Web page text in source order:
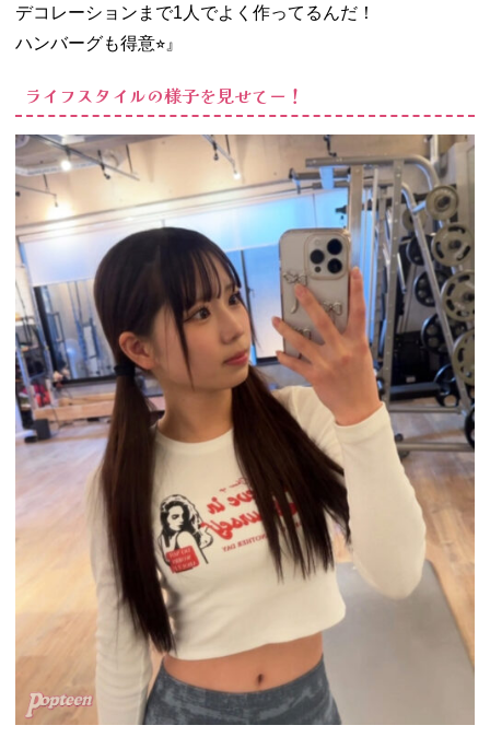
デコレーションまで1人でよく作ってるんだ！
ハンバーグも得意⭐︎』
ライフスタイルの様子を見せてー！